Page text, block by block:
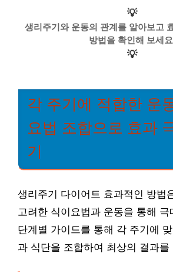
💡
생리주기와 운동의 관계를 알아보고
방법을 확인해 보세
💡
각 주기에 적합한 운
요법 조합으로 효과
기
생리주기 다이어트 효과적인 방법
고려한 식이요법과 운동을 통해 극
단계별 가이드를 통해 각 주기에
과 식단을 조합하여 최상의 결과를